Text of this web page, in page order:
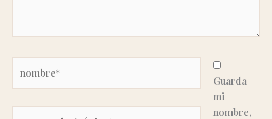
Guarda
mi
nombre,